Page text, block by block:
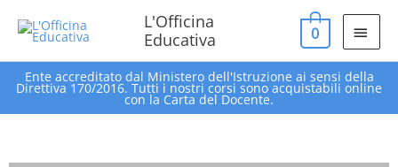
L'Officina
Educativa
0
Ente accreditato dal Ministero dell'Istruzione ai sensi della
Direttiva 170/2016. Tutti i nostri corsi sono acquistabili online
con la Carta del Docente.